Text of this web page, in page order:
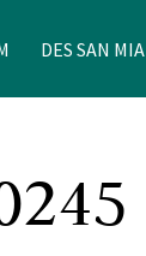
DES SAN MIA